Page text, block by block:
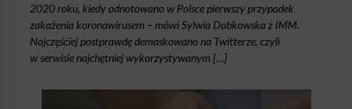
2020 roku, kiedy odnotowano w Polsce pierwszy przypadek
zakażenia koronawirusem – mówi Sylwia Dobkowska z IMM.
Najczęściej postprawdę demaskowano na Twitterze, czyli
w serwisie najchętniej wykorzystywanym […]